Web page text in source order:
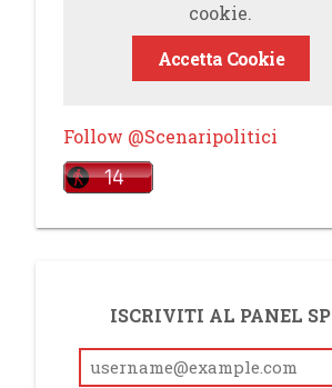
cookie.
Accetta Cookie
Follow @Scenaripolitici
ISCRIVITI AL PANEL SP